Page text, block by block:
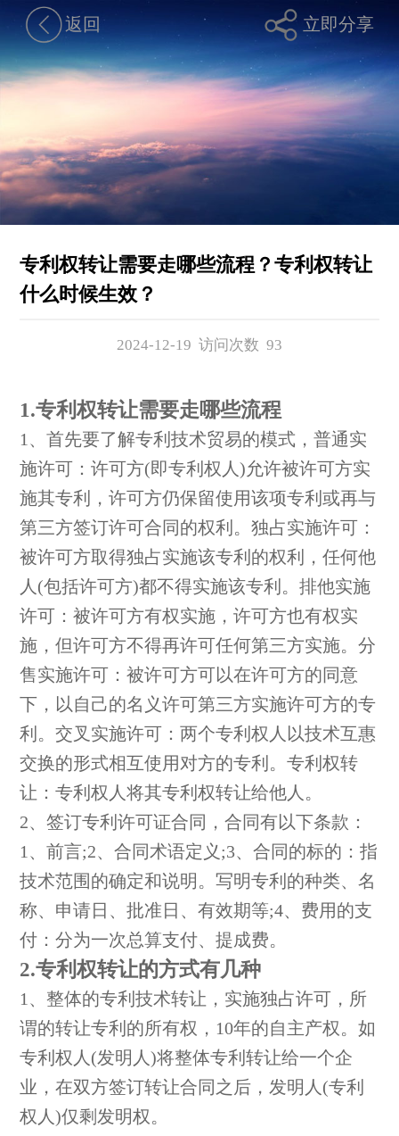
返回 立即分享
专利权转让需要走哪些流程？专利权转让
什么时候生效？
2024-12-19 访问次数 93
1.专利权转让需要走哪些流程
1、首先要了解专利技术贸易的模式，普通实
施许可：许可方(即专利权人)允许被许可方实
施其专利，许可方仍保留使用该项专利或再与
第三方签订许可合同的权利。独占实施许可：
被许可方取得独占实施该专利的权利，任何他
人(包括许可方)都不得实施该专利。排他实施
许可：被许可方有权实施，许可方也有权实
施，但许可方不得再许可任何第三方实施。分
售实施许可：被许可方可以在许可方的同意
下，以自己的名义许可第三方实施许可方的专
利。交叉实施许可：两个专利权人以技术互惠
交换的形式相互使用对方的专利。专利权转
让：专利权人将其专利权转让给他人。
2、签订专利许可证合同，合同有以下条款：
1、前言;2、合同术语定义;3、合同的标的：指
技术范围的确定和说明。写明专利的种类、名
称、申请日、批准日、有效期等;4、费用的支
付：分为一次总算支付、提成费。
2.专利权转让的方式有几种
1、整体的专利技术转让，实施独占许可，所
谓的转让专利的所有权，10年的自主产权。如
专利权人(发明人)将整体专利转让给一个企
业，在双方签订转让合同之后，发明人(专利
权人)仅剩发明权。